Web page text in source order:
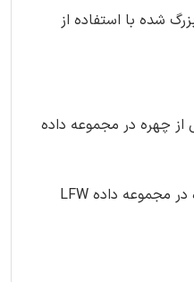
شده با استفاده از
از چهره در مجموعه داده